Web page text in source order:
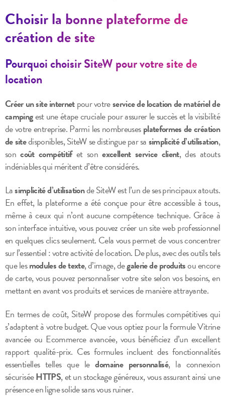
Choisir la bonne plateforme de
création de site
Pourquoi choisir SiteW pour votre site de
location
Créer un site internetpour votreservice de location de matériel de
campingest une étape cruciale pour assurer le succès et la visibilité
de votre entreprise. Parmi les nombreusesplateformes de création
de sitedisponibles, SiteW se distingue par sasimplicité d’utilisation,
soncoût compétitifet sonexcellent service client, des atouts
indéniables qui méritent d’être considérés.
Lasimplicité d’utilisationde SiteW est l’un de ses principaux atouts.
En effet, la plateforme a été conçue pour être accessible à tous,
même à ceux qui n’ont aucune compétence technique. Grâce à
son interface intuitive, vous pouvez créer un site web professionnel
en quelques clics seulement. Cela vous permet de vous concentrer
sur l’essentiel : votre activité de location. De plus, avec des outils tels
que lesmodules de texte, d’image, degalerie de produitsou encore
de carte, vous pouvez personnaliser votre site selon vos besoins, en
mettant en avant vos produits et services de manière attrayante.
En termes de coût, SiteW propose des formules compétitives qui
s’adaptent à votre budget. Que vous optiez pour la formule Vitrine
avancée ou Ecommerce avancée, vous bénéficiez d’un excellent
rapport qualité-prix. Ces formules incluent des fonctionnalités
essentielles telles que ledomaine personnalisé, la connexion
sécuriséeHTTPS, et un stockage généreux, vous assurant ainsi une
présence en ligne solide sans vous ruiner.